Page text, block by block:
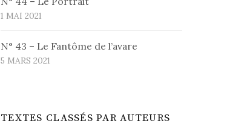
1 MAI 2021
N° 43 – Le Fantôme de l’avare
5 MARS 2021
TEXTES CLASSÉS PAR AUTEURS